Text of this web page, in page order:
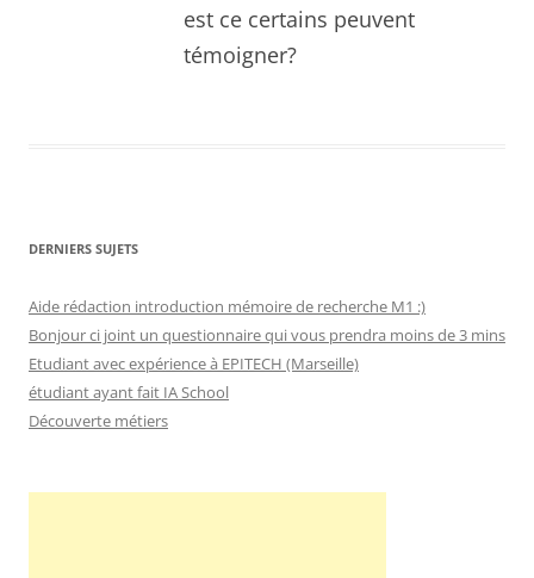
est ce certains peuvent
témoigner?
DERNIERS SUJETS
Aide rédaction introduction mémoire de recherche M1 :)
Bonjour ci joint un questionnaire qui vous prendra moins de 3 mins
Etudiant avec expérience à EPITECH (Marseille)
étudiant ayant fait IA School
Découverte métiers